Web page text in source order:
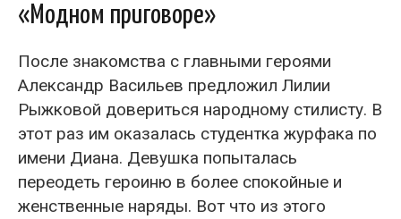
«Модном приговоре»
После знакомства с главными героями
Александр Васильев предложил Лилии
Рыжковой довериться народному стилисту. В
этот раз им оказалась студентка журфака по
имени Диана. Девушка попыталась
переодеть героиню в более спокойные и
женственные наряды. Вот что из этого